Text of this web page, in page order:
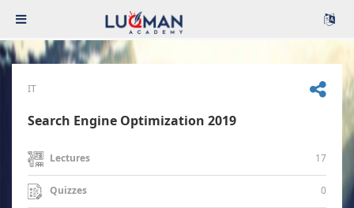
IT
Search Engine Optimization 2019
Lectures 17
Quizzes 0